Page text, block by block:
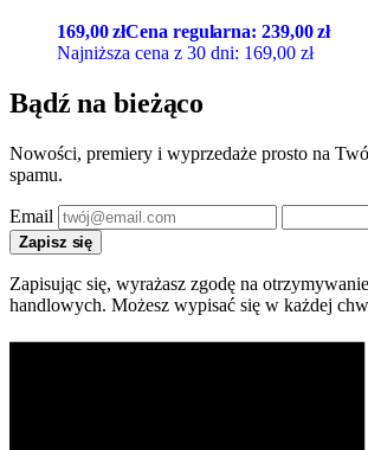
169,00złCena regularna:239,00zł
Najniższa cena z 30 dni: 169,00 zł
Bądź na bieżąco
Nowości, premiery i wyprzedaże prosto na
spamu.
Email
Zapisz się
Zapisując się, wyrażasz zgodę na
handlowych. Możesz wypisać się w każdej